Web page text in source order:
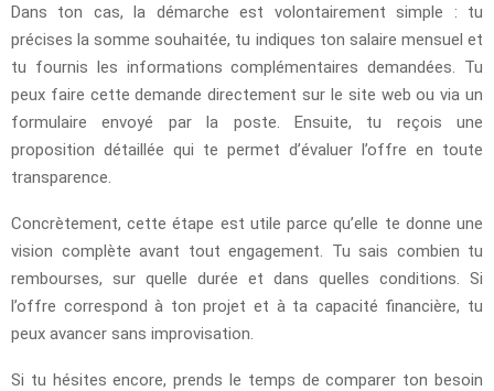
Dans ton cas, la démarche est volontairement simple : tu
précises la somme souhaitée, tu indiques ton salaire mensuel et
tu fournis les informations complémentaires demandées. Tu
peux faire cette demande directement sur le site web ou via un
formulaire envoyé par la poste. Ensuite, tu reçois une
proposition détaillée qui te permet d’évaluer l’offre en toute
transparence.
Concrètement, cette étape est utile parce qu’elle te donne une
vision complète avant tout engagement. Tu sais combien tu
rembourses, sur quelle durée et dans quelles conditions. Si
l’offre correspond à ton projet et à ta capacité financière, tu
peux avancer sans improvisation.
Si tu hésites encore, prends le temps de comparer ton besoin